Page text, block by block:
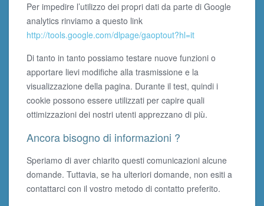
Per impedire l’utilizzo dei propri dati da parte di Google
analytics rinviamo a questo link
http://tools.google.com/dlpage/gaoptout?hl=it
Di tanto in tanto possiamo testare nuove funzioni o
apportare lievi modifiche alla trasmissione e la
visualizzazione della pagina. Durante il test, quindi i
cookie possono essere utilizzati per capire quali
ottimizzazioni dei nostri utenti apprezzano di più.
Ancora bisogno di informazioni ?
Speriamo di aver chiarito questi comunicazioni alcune
domande. Tuttavia, se ha ulteriori domande, non esiti a
contattarci con il vostro metodo di contatto preferito.